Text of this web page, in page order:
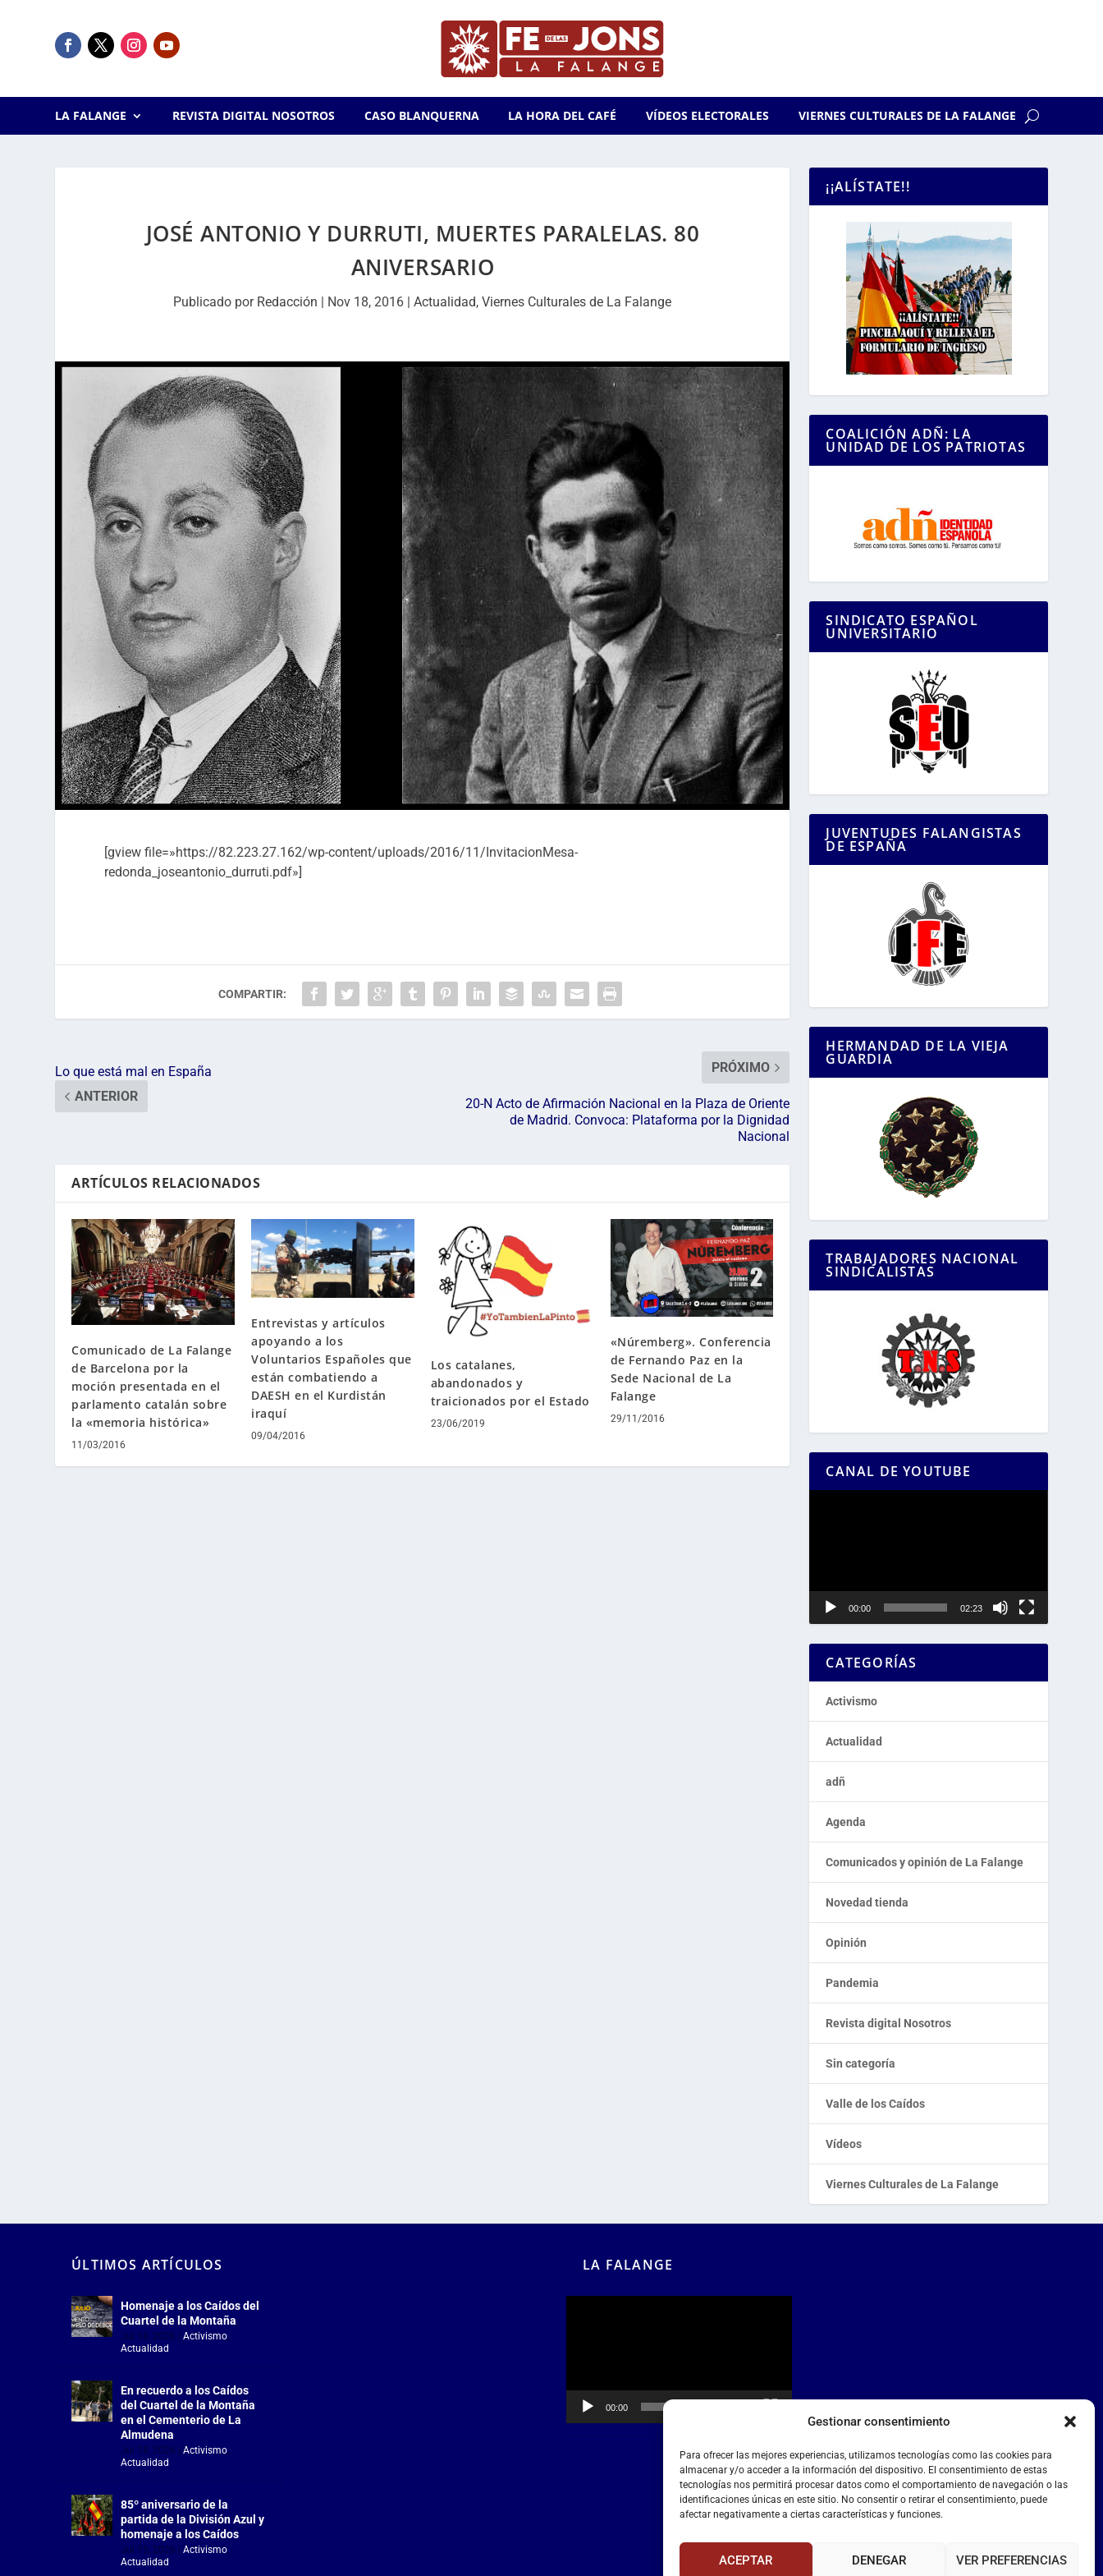
Gestionar consentimiento
Para ofrecer las mejores experiencias, utilizamos tecnologías como las cookies para
almacenar y/o acceder a la información del dispositivo. El consentimiento de estas
tecnologías nos permitirá procesar datos como el comportamiento de navegación o las
identificaciones únicas en este sitio. No consentir o retirar el consentimiento, puede
afectar negativamente a ciertas características y funciones.
ACEPTAR DENEGAR VER PREFERENCIAS
LA FALANGE REVISTA DIGITAL NOSOTROS CASO BLANQUERNA LA HORA DEL CAFÉ VÍDEOS ELECTORALES VIERNES CULTURALES DE LA FALANGE
JOSÉ ANTONIO Y DURRUTI, MUERTES PARALELAS. 80
ANIVERSARIO
Publicado por Redacción | Nov 18, 2016 |Actualidad,Viernes Culturales de La Falange
[gview file=»https://82.223.27.162/wp-content/uploads/2016/11/InvitacionMesa-
redonda_joseantonio_durruti.pdf»]
COMPARTIR:
Lo que está mal en España
ANTERIOR
PRÓXIMO
20-N Acto de Afirmación Nacional en la Plaza de Oriente
de Madrid. Convoca: Plataforma por la Dignidad
Nacional
ARTÍCULOS RELACIONADOS
Comunicado de La Falange
de Barcelona por la
moción presentada en el
parlamento catalán sobre
la «memoria histórica»
11/03/2016
Entrevistas y artículos
apoyando a los
Voluntarios Españoles que
están combatiendo a
DAESH en el Kurdistán
iraquí
09/04/2016
Los catalanes,
abandonados y
traicionados por el Estado
23/06/2019
«Núremberg». Conferencia
de Fernando Paz en la
Sede Nacional de La
Falange
29/11/2016
¡¡ALÍSTATE!!
COALICIÓN ADÑ: LA
UNIDAD DE LOS PATRIOTAS
SINDICATO ESPAÑOL
UNIVERSITARIO
JUVENTUDES FALANGISTAS
DE ESPAÑA
HERMANDAD DE LA VIEJA
GUARDIA
TRABAJADORES NACIONAL
SINDICALISTAS
CANAL DE YOUTUBE
00:00 02:23
CATEGORÍAS
Activismo
Actualidad
adñ
Agenda
Comunicados y opinión de La Falange
Novedad tienda
Opinión
Pandemia
Revista digital Nosotros
Sin categoría
Valle de los Caídos
Vídeos
Viernes Culturales de La Falange
ÚLTIMOS ARTÍCULOS
Homenaje a los Caídos del
Cuartel de la Montaña
Jul 18, 2026 |Activismo,
Actualidad
En recuerdo a los Caídos
del Cuartel de la Montaña
en el Cementerio de La
Almudena
Jul 18, 2026 |Activismo,
Actualidad
85º aniversario de la
partida de la División Azul y
homenaje a los Caídos
Jul 15, 2026 |Activismo,
Actualidad
LA FALANGE
00:00